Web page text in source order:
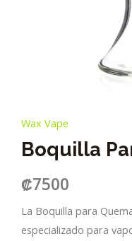
Wax Vape
Boquilla
₡7500
La Boquilla para
especializado para